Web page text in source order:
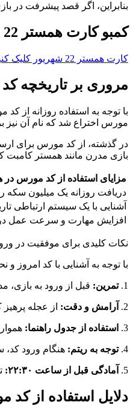
بنابراین، اگر قصد پیشرفت در بازی را دارید، از
کمبو کارت همستر 22 شهریور
کارت همستر 22 شهریور کلیک کنید
مروری بر تاریخچه
با توجه به استفاده روزانه
مورس اختراع شد که نام آن نیز
در گذشته، از کد مورس برای
بازی مدرن مانند همستر کامبت
مزایای استفاده از کد مورس
دریافت روزانه یک میلیون سکه
آشنایی با یک سیستم ارتباطی
افزایش مهارت و سرعت عمل
نکات کلیدی برای موفقیت در
با توجه به آشنایی با کد امروز و
1. تمرین: قبل از ورود به
2. آرامش و دقت: از عجله
3. استفاده از جدول راهنما:
4. توجه به ریتم: هنگام ورود کد،
5. آمادگی قبل از ساعت ۲۲:۳۰:
دلایل استفاده از